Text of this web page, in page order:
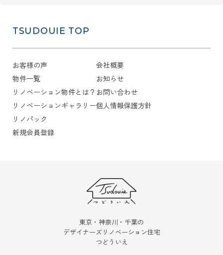
TSUDOUIE TOP
お客様の声
物件一覧
リノベーション物件とは？
リノベーションギャラリー
リノパック
新規会員登録
会社概要
お知らせ
お問い合わせ
個人情報保護方針
東京・神奈川・千葉の
デザイナーズリノベーション住宅
つどういえ